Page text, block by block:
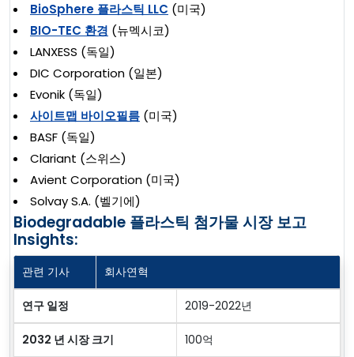
BioSphere 플라스틱 LLC (미국)
BIO-TEC 환경 (뉴멕시코)
LANXESS (독일)
DIC Corporation (일본)
Evonik (독일)
사이트맵 바이오필름 (미국)
BASF (독일)
Clariant (스위스)
Avient Corporation (미국)
Solvay S.A. (벨기에)
Biodegradable 플라스틱 첨가물 시장 보고
Insights:
관련 기사 회사연혁
연구 일정 2019-2022년
2032 년 시장 크기 100억